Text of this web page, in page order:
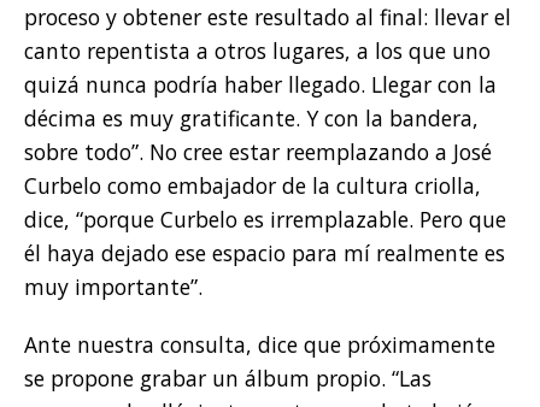
proceso y obtener este resultado al final: llevar el
canto repentista a otros lugares, a los que uno
quizá nunca podría haber llegado. Llegar con la
décima es muy gratificante. Y con la bandera,
sobre todo”. No cree estar reemplazando a José
Curbelo como embajador de la cultura criolla,
dice, “porque Curbelo es irremplazable. Pero que
él haya dejado ese espacio para mí realmente es
muy importante”.
Ante nuestra consulta, dice que próximamente
se propone grabar un álbum propio. “Las